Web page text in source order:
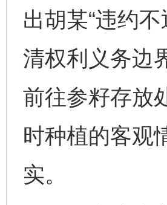
出胡某“违约
清权利义务边
前往参籽存放
时种植的客观
实。